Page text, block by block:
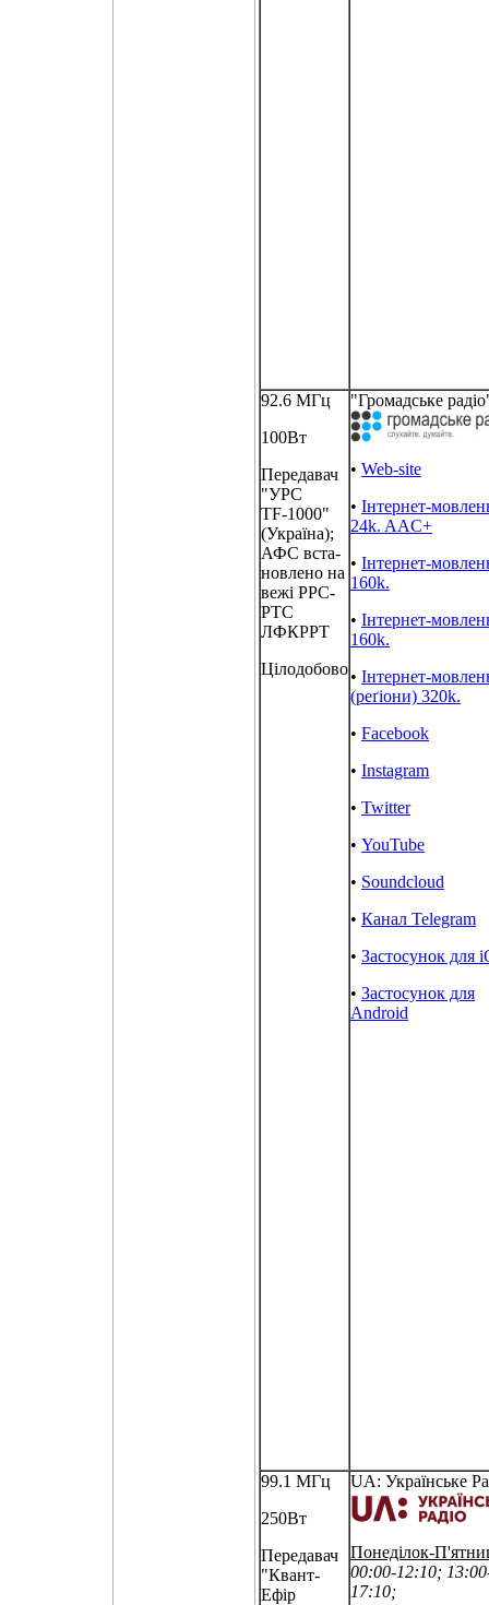
92.6 МГц
100Вт
Передавач
"УРС
TF-1000"
(Україна);
АФС вста-
новлено на
вежі РРС-
РТС
ЛФКРРТ
Цілодобово
"Громадське
• Web-site
• Інтернет-
24k. AAC+
• Інтернет-
160k.
• Інтернет-
160k.
• Інтернет-
(реґіони) 320k.
• Facebook
• Instagram
• Twitter
• YouTube
• Soundcloud
• Канал Telegram
• Застосунок для
• Застосунок для
Android
99.1 МГц
250Вт
Передавач
"Квант-
Ефір
UA: Українське
Понеділок-
00:00-12:10;
17:10;